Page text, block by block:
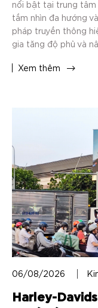
nổi bật tại trung tâm
tầm nhìn đa hướng
pháp truyền thông
gia tăng độ phủ và
Xem thêm
06/08/2026
Harley-